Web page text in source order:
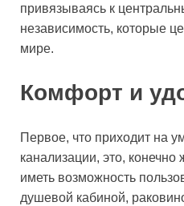
привязываясь к
независимость, которые
мире.
Комфорт и
Первое, что приходит на
канализации, это,
иметь возможность
душевой кабиной,